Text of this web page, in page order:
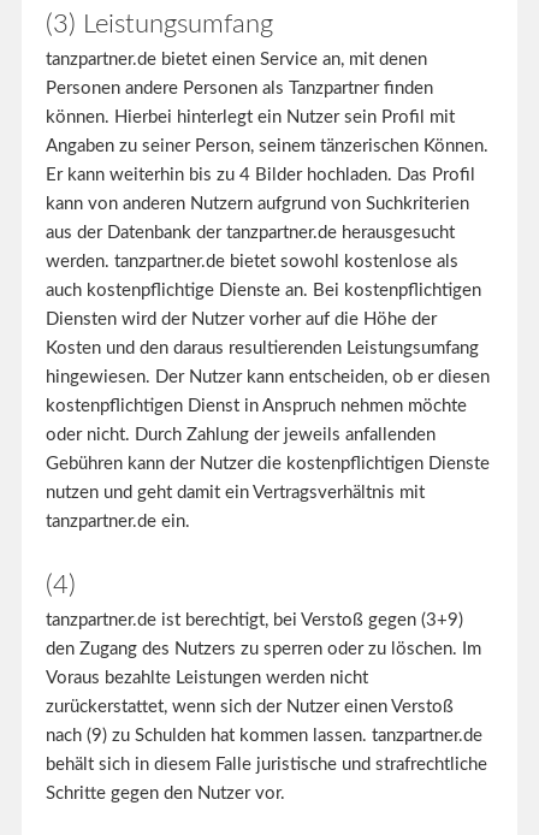
(3) Leistungsumfang
tanzpartner.de bietet einen Service an, mit denen
Personen andere Personen als Tanzpartner finden
können. Hierbei hinterlegt ein Nutzer sein Profil mit
Angaben zu seiner Person, seinem tänzerischen Können.
Er kann weiterhin bis zu 4 Bilder hochladen. Das Profil
kann von anderen Nutzern aufgrund von Suchkriterien
aus der Datenbank der tanzpartner.de herausgesucht
werden. tanzpartner.de bietet sowohl kostenlose als
auch kostenpflichtige Dienste an. Bei kostenpflichtigen
Diensten wird der Nutzer vorher auf die Höhe der
Kosten und den daraus resultierenden Leistungsumfang
hingewiesen. Der Nutzer kann entscheiden, ob er diesen
kostenpflichtigen Dienst in Anspruch nehmen möchte
oder nicht. Durch Zahlung der jeweils anfallenden
Gebühren kann der Nutzer die kostenpflichtigen Dienste
nutzen und geht damit ein Vertragsverhältnis mit
tanzpartner.de ein.
(4)
tanzpartner.de ist berechtigt, bei Verstoß gegen (3+9)
den Zugang des Nutzers zu sperren oder zu löschen. Im
Voraus bezahlte Leistungen werden nicht
zurückerstattet, wenn sich der Nutzer einen Verstoß
nach (9) zu Schulden hat kommen lassen. tanzpartner.de
behält sich in diesem Falle juristische und strafrechtliche
Schritte gegen den Nutzer vor.